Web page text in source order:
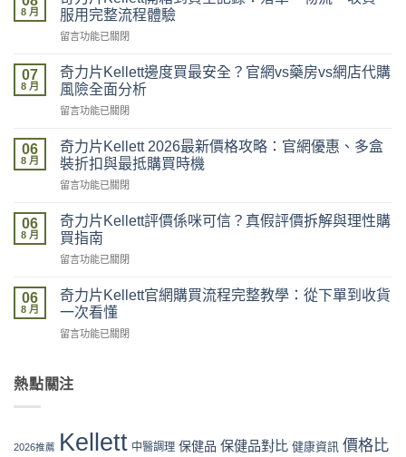
8 月
服用完整流程體驗
在
力
片
Kellett
開
到
貨
記
落
單、
流、
貨、
服
用
流
程
中
留言功能已關閉
07
8 月
奇力片Kellett邊度買最安全？官網vs藥房vs網店代購
風險全面分析
在
力
片
Kellett
邊
買
最
全？
網
vs
房
店
風
險
留言功能已關閉
06
8 月
奇力片Kellett 2026最新價格攻略：官網優惠、多盒
裝折扣與最抵購買時機
在
力
片
Kellett
2026
新
攻
網
盒
留言功能已關閉
06
8 月
奇力片Kellett評價係咪可信？真假評價拆解與理性購
買指南
在
力
片
Kellett
評
咪
假
留言功能已關閉
06
8 月
奇力片Kellett官網購買流程完整教學：從下單到收貨
一次看懂
在
片
購
留言功能已關閉
熱點關注
2026推薦 Kellett 中醫調理 保健品 保健品對比 健康資訊 價格比